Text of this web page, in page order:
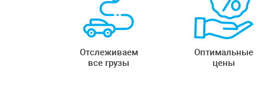
Отслеживаем
все грузы
Оптимальные
цены